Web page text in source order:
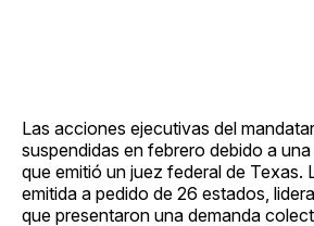
Las acciones ejecutivas del
suspendidas en febrero debido a
que emitió un juez federal de Texas.
emitida a pedido de 26 estados,
que presentaron una demanda